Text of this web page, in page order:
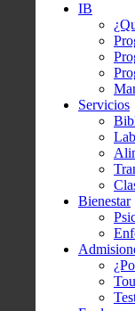
IB
Servicios
Bienestar